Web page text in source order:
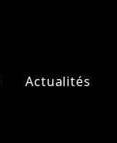
Actualités